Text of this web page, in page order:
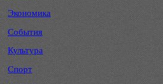
Экономика
События
Культура
Спорт